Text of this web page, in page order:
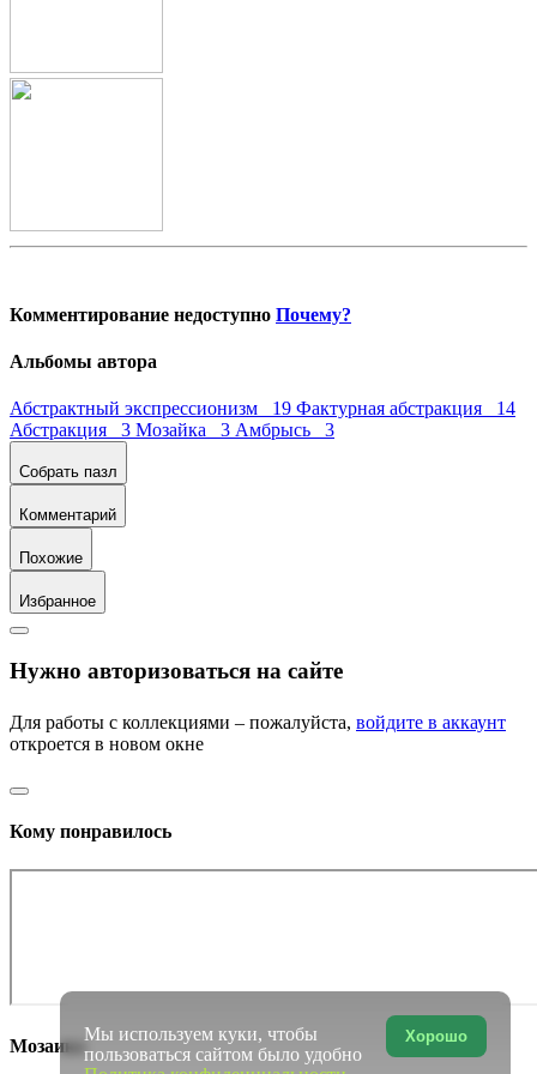
Комментирование недоступно Почему?
Альбомы автора
Абстрактный экспрессионизм 19 Фактурная абстракция 14
Абстракция 3 Мозайка 3 Амбрысь 3
Собрать пазл
Комментарий
Похожие
Избранное
Нужно авторизоваться на сайте
Для работы с коллекциями – пожалуйста, войдите в аккаунт
откроется в новом окне
Кому понравилось
Мозаика Хорошо
Мы используем куки, чтобы
пользоваться сайтом было удобно